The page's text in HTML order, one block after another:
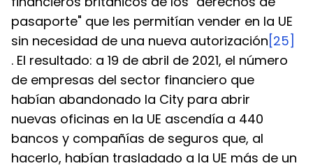
pasaporte" que les permitían vender en la UE
sin necesidad de una nueva autorización [25]
. El resultado: a 19 de abril de 2021, el número
de empresas del sector financiero que
habían abandonado la City para abrir
nuevas oficinas en la UE ascendía a 440
bancos y compañías de seguros que, al
hacerlo, habían trasladado a la UE más de un